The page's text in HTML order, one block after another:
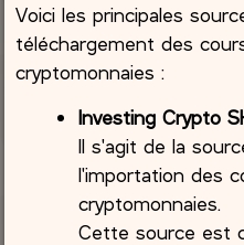
Voici les principales
téléchargement des
cryptomonnaies :
Investing Crypto
Il s'agit de la
l'importation des
cryptomonnaies.
Cette source est